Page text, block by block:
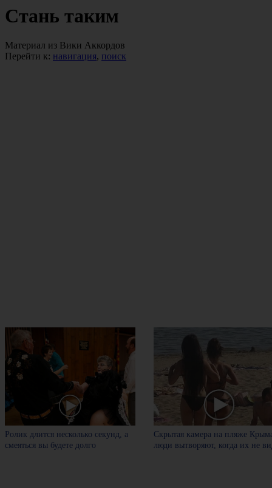
Стань таким
Материал из Вики Аккордов
Перейти к: навигация, поиск
Ролик длится несколько секунд, а
смеяться вы будете долго
Скрытая камера на пляже
люди вытворяют, когда их не